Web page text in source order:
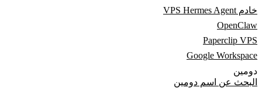
خادم VPS Hermes Agent
OpenClaw
Paperclip VPS
Google Workspace
دومين
البحث عن اسم دومين